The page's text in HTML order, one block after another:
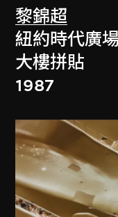
黎錦超
紐約時代廣
大樓拼貼
1987